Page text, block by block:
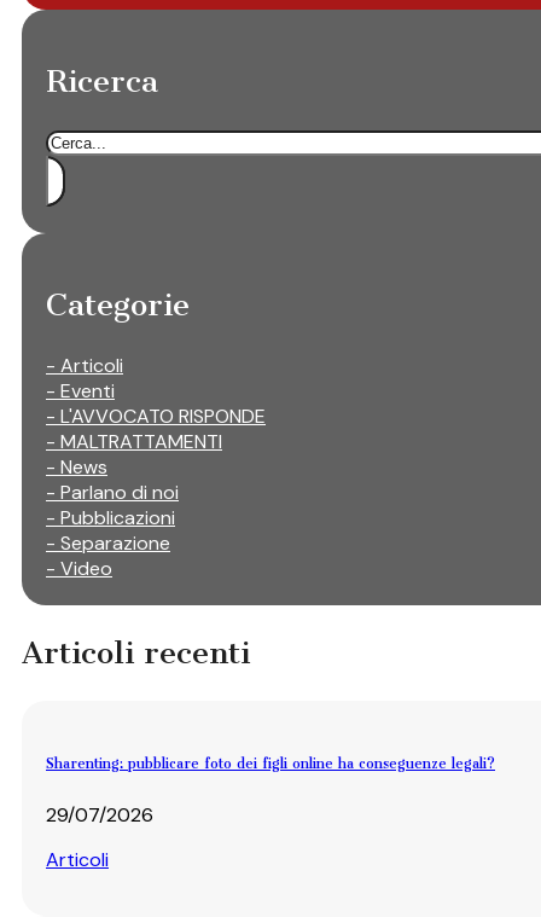
Ricerca
Cerca
Categorie
- Articoli
- Eventi
- L'AVVOCATO RISPONDE
- MALTRATTAMENTI
- News
- Parlano di noi
- Pubblicazioni
- Separazione
- Video
Articoli recenti
Sharenting: pubblicare foto dei figli online ha conseguenze legali?
29/07/2026
Articoli